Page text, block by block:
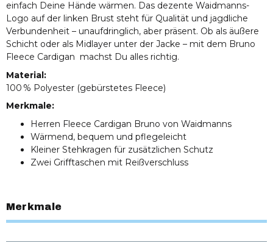
einfach Deine Hände wärmen. Das dezente Waidmanns-
Logo auf der linken Brust steht für Qualität und jagdliche
Verbundenheit – unaufdringlich, aber präsent. Ob als äußere
Schicht oder als Midlayer unter der Jacke – mit dem Bruno
Fleece Cardigan machst Du alles richtig.
Material:
100 % Polyester (gebürstetes Fleece)
Merkmale:
Herren Fleece Cardigan Bruno von Waidmanns
Wärmend, bequem und pflegeleicht
Kleiner Stehkragen für zusätzlichen Schutz
Zwei Grifftaschen mit Reißverschluss
Merkmale